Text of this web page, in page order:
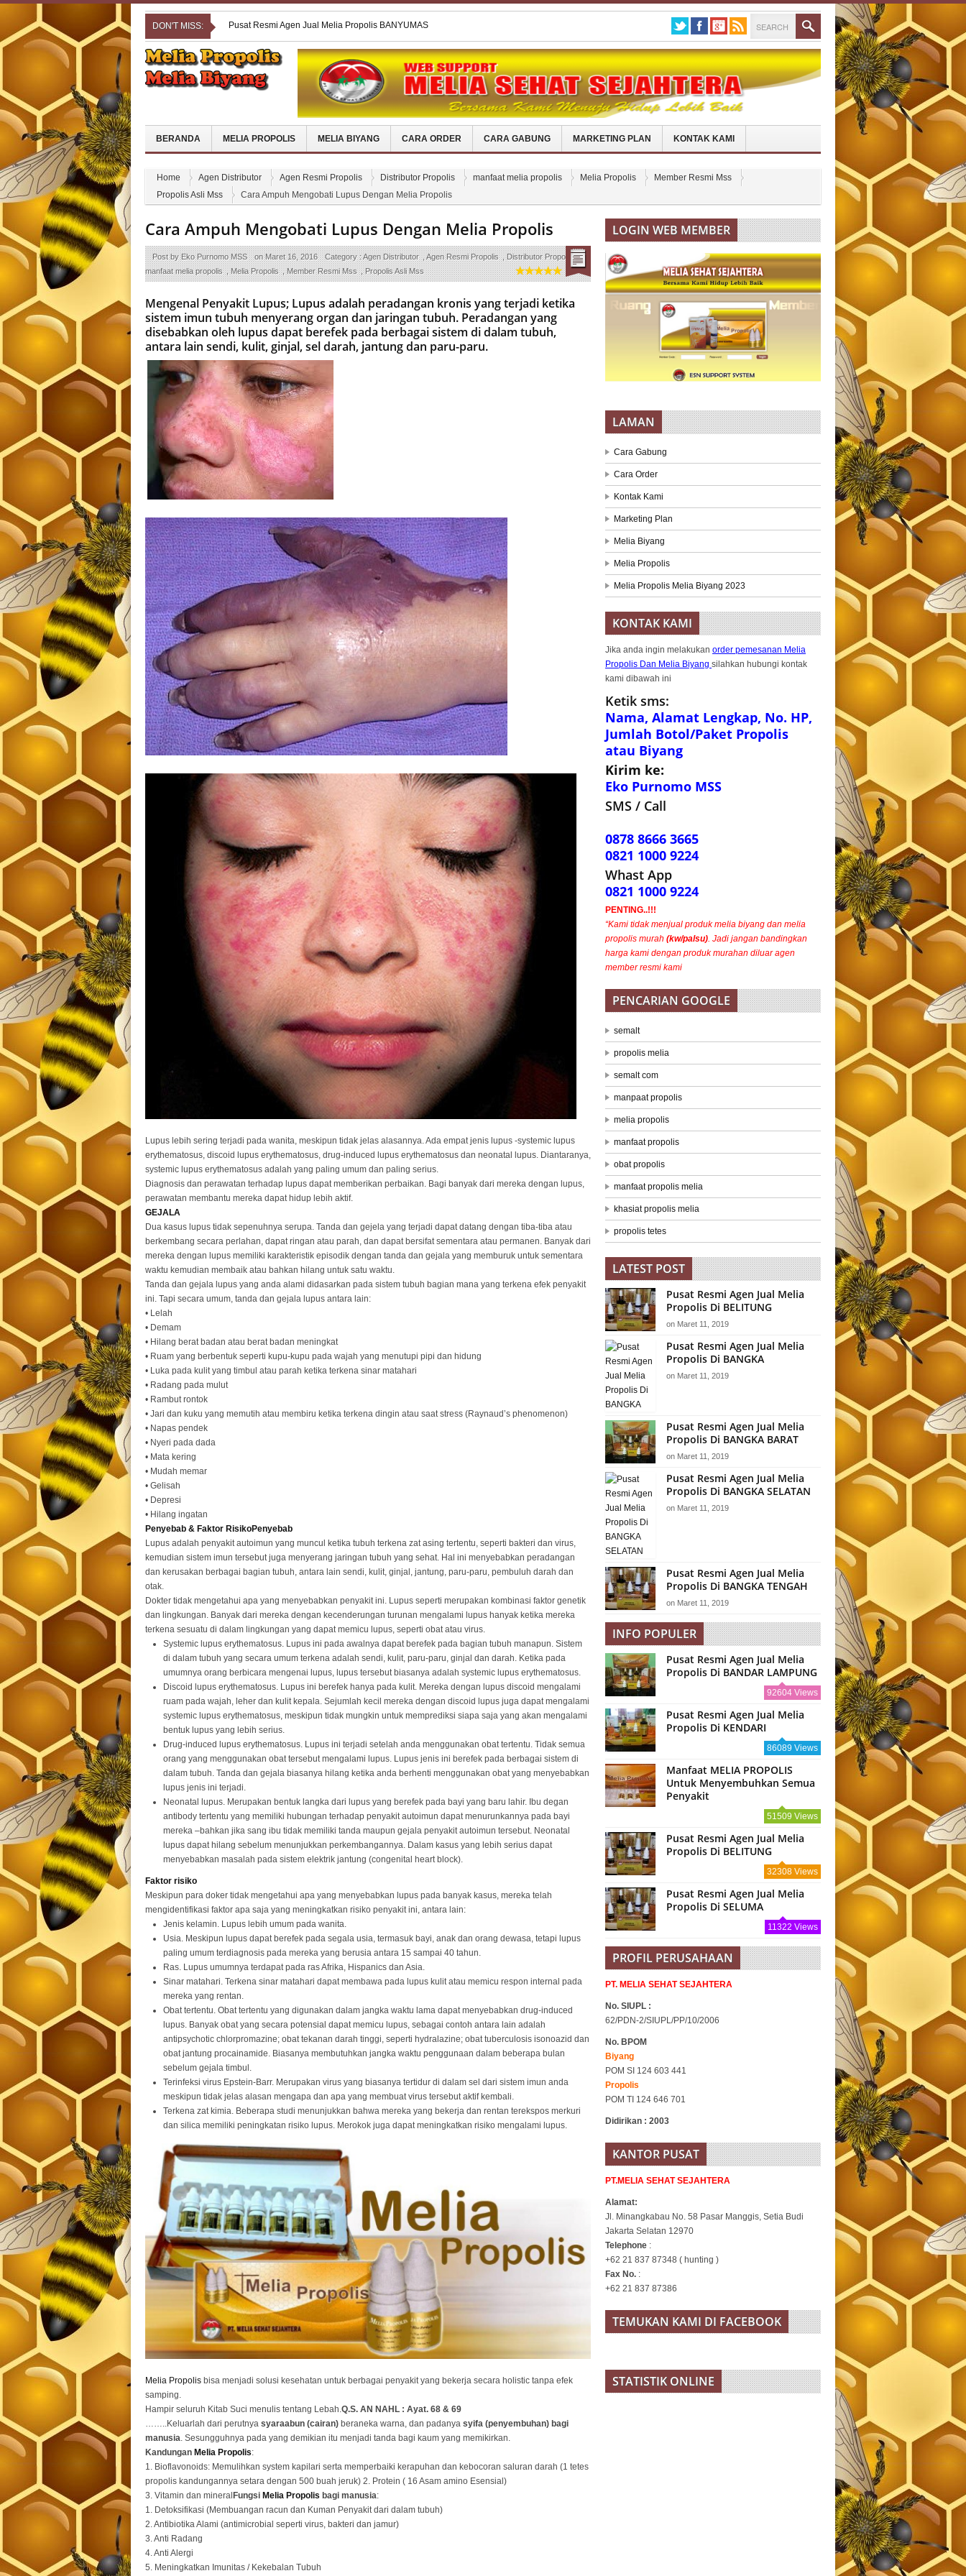
DON'T MISS:
Pusat Resmi Agen Jual Melia Propolis BANYUMAS
Pusat Resmi Agen Jual Melia Propolis Di TELUK WONDAMA
Pengobatan Ampuh Atasi Penyakit Migrain Dengan Melia
Propolis
Pusat Resmi Agen Jual Melia Propolis Di POSO
Pusat Resmi Agen Jual Melia Propolis Asli Di PANDEGLANG
BERANDA MELIA PROPOLIS MELIA BIYANG CARA ORDER CARA GABUNG MARKETING PLAN KONTAK KAMI
Home Agen Distributor Agen Resmi Propolis Distributor Propolis manfaat melia propolis Melia Propolis
Member Resmi Mss
Propolis Asli Mss
Cara Ampuh Mengobati Lupus Dengan Melia Propolis
Cara Ampuh Mengobati Lupus Dengan Melia Propolis
Post byEko Purnomo MSS onMaret 16, 2016 Category :Agen Distributor ,Agen Resmi Propolis ,Distributor Propolis
,
manfaat melia propolis ,Melia Propolis ,Member Resmi Mss ,Propolis Asli Mss
Mengenal Penyakit Lupus; Lupus adalah peradangan kronis yang terjadi ketika
sistem imun tubuh menyerang organ dan jaringan tubuh. Peradangan yang
disebabkan oleh lupus dapat berefek pada berbagai sistem di dalam tubuh,
antara lain sendi, kulit, ginjal, sel darah, jantung dan paru-paru.
Lupus lebih sering terjadi pada wanita, meskipun tidak jelas alasannya. Ada empat jenis lupus -systemic lupus
erythematosus, discoid lupus erythematosus, drug-induced lupus erythematosus dan neonatal lupus. Diantaranya,
systemic lupus erythematosus adalah yang paling umum dan paling serius.
Diagnosis dan perawatan terhadap lupus dapat memberikan perbaikan. Bagi banyak dari mereka dengan lupus,
perawatan membantu mereka dapat hidup lebih aktif.
GEJALA
Dua kasus lupus tidak sepenuhnya serupa. Tanda dan gejela yang terjadi dapat datang dengan tiba-tiba atau
berkembang secara perlahan, dapat ringan atau parah, dan dapat bersifat sementara atau permanen. Banyak dari
mereka dengan lupus memiliki karakteristik episodik dengan tanda dan gejala yang memburuk untuk sementara
waktu kemudian membaik atau bahkan hilang untuk satu waktu.
Tanda dan gejala lupus yang anda alami didasarkan pada sistem tubuh bagian mana yang terkena efek penyakit
ini. Tapi secara umum, tanda dan gejala lupus antara lain:
• Lelah
• Demam
• Hilang berat badan atau berat badan meningkat
• Ruam yang berbentuk seperti kupu-kupu pada wajah yang menutupi pipi dan hidung
• Luka pada kulit yang timbul atau parah ketika terkena sinar matahari
• Radang pada mulut
• Rambut rontok
• Jari dan kuku yang memutih atau membiru ketika terkena dingin atau saat stress (Raynaud’s phenomenon)
• Napas pendek
• Nyeri pada dada
• Mata kering
• Mudah memar
• Gelisah
• Depresi
• Hilang ingatan
Penyebab & Faktor RisikoPenyebab
Lupus adalah penyakit autoimun yang muncul ketika tubuh terkena zat asing tertentu, seperti bakteri dan virus,
kemudian sistem imun tersebut juga menyerang jaringan tubuh yang sehat. Hal ini menyebabkan peradangan
dan kerusakan berbagai bagian tubuh, antara lain sendi, kulit, ginjal, jantung, paru-paru, pembuluh darah dan
otak.
Dokter tidak mengetahui apa yang menyebabkan penyakit ini. Lupus seperti merupakan kombinasi faktor genetik
dan lingkungan. Banyak dari mereka dengan kecenderungan turunan mengalami lupus hanyak ketika mereka
terkena sesuatu di dalam lingkungan yang dapat memicu lupus, seperti obat atau virus.
Systemic lupus erythematosus. Lupus ini pada awalnya dapat berefek pada bagian tubuh manapun. Sistem
di dalam tubuh yang secara umum terkena adalah sendi, kulit, paru-paru, ginjal dan darah. Ketika pada
umumnya orang berbicara mengenai lupus, lupus tersebut biasanya adalah systemic lupus erythematosus.
Discoid lupus erythematosus. Lupus ini berefek hanya pada kulit. Mereka dengan lupus discoid mengalami
ruam pada wajah, leher dan kulit kepala. Sejumlah kecil mereka dengan discoid lupus juga dapat mengalami
systemic lupus erythematosus, meskipun tidak mungkin untuk memprediksi siapa saja yang akan mengalami
bentuk lupus yang lebih serius.
Drug-induced lupus erythematosus. Lupus ini terjadi setelah anda menggunakan obat tertentu. Tidak semua
orang yang menggunakan obat tersebut mengalami lupus. Lupus jenis ini berefek pada berbagai sistem di
dalam tubuh. Tanda dan gejala biasanya hilang ketika anda berhenti menggunakan obat yang menyebabkan
lupus jenis ini terjadi.
Neonatal lupus. Merupakan bentuk langka dari lupus yang berefek pada bayi yang baru lahir. Ibu degan
antibody tertentu yang memiliki hubungan terhadap penyakit autoimun dapat menurunkannya pada bayi
mereka –bahkan jika sang ibu tidak memiliki tanda maupun gejala penyakit autoimun tersebut. Neonatal
lupus dapat hilang sebelum menunjukkan perkembangannya. Dalam kasus yang lebih serius dapat
menyebabkan masalah pada sistem elektrik jantung (congenital heart block).
Faktor risiko
Meskipun para doker tidak mengetahui apa yang menyebabkan lupus pada banyak kasus, mereka telah
mengidentifikasi faktor apa saja yang meningkatkan risiko penyakit ini, antara lain:
Jenis kelamin. Lupus lebih umum pada wanita.
Usia. Meskipun lupus dapat berefek pada segala usia, termasuk bayi, anak dan orang dewasa, tetapi lupus
paling umum terdiagnosis pada mereka yang berusia antara 15 sampai 40 tahun.
Ras. Lupus umumnya terdapat pada ras Afrika, Hispanics dan Asia.
Sinar matahari. Terkena sinar matahari dapat membawa pada lupus kulit atau memicu respon internal pada
mereka yang rentan.
Obat tertentu. Obat tertentu yang digunakan dalam jangka waktu lama dapat menyebabkan drug-induced
lupus. Banyak obat yang secara potensial dapat memicu lupus, sebagai contoh antara lain adalah
antipsychotic chlorpromazine; obat tekanan darah tinggi, seperti hydralazine; obat tuberculosis isonoazid dan
obat jantung procainamide. Biasanya membutuhkan jangka waktu penggunaan dalam beberapa bulan
sebelum gejala timbul.
Terinfeksi virus Epstein-Barr. Merupakan virus yang biasanya tertidur di dalam sel dari sistem imun anda
meskipun tidak jelas alasan mengapa dan apa yang membuat virus tersebut aktif kembali.
Terkena zat kimia. Beberapa studi menunjukkan bahwa mereka yang bekerja dan rentan terekspos merkuri
dan silica memiliki peningkatan risiko lupus. Merokok juga dapat meningkatkan risiko mengalami lupus.
Melia Propolis bisa menjadi solusi kesehatan untuk berbagai penyakit yang bekerja secara holistic tanpa efek
samping.
Hampir seluruh Kitab Suci menulis tentang Lebah. Q.S. AN NAHL : Ayat. 68 & 69
……..Keluarlah dari perutnya syaraabun (cairan) beraneka warna, dan padanya syifa (penyembuhan) bagi
manusia . Sesungguhnya pada yang demikian itu menjadi tanda bagi kaum yang memikirkan.
Kandungan Melia Propolis:
1. Bioflavonoids: Memulihkan system kapilari serta memperbaiki kerapuhan dan kebocoran saluran darah (1 tetes
propolis kandungannya setara dengan 500 buah jeruk) 2. Protein ( 16 Asam amino Esensial)
3. Vitamin dan mineralFungsi Melia Propolis bagi manusia:
1. Detoksifikasi (Membuangan racun dan Kuman Penyakit dari dalam tubuh)
2. Antibiotika Alami (antimicrobial seperti virus, bakteri dan jamur)
3. Anti Radang
4. Anti Alergi
5. Meningkatkan Imunitas / Kekebalan Tubuh
LOGIN WEB MEMBER
LAMAN
Cara Gabung
Cara Order
Kontak Kami
Marketing Plan
Melia Biyang
Melia Propolis
Melia Propolis Melia Biyang 2023
KONTAK KAMI
Jika anda ingin melakukan order pemesanan Melia
Propolis Dan Melia Biyang silahkan hubungi kontak
kami dibawah ini
Ketik sms:
Nama, Alamat Lengkap, No. HP,
Jumlah Botol/Paket Propolis
atau Biyang
Kirim ke:
Eko Purnomo MSS
SMS / Call
0878 8666 3665
0821 1000 9224
Whast App
0821 1000 9224
PENTING..!!!
“Kami tidak menjual produk melia biyang dan melia
propolis murah (kw/palsu). Jadi jangan bandingkan
harga kami dengan produk murahan diluar agen
member resmi kami
PENCARIAN GOOGLE
semalt
propolis melia
semalt com
manpaat propolis
melia propolis
manfaat propolis
obat propolis
manfaat propolis melia
khasiat propolis melia
propolis tetes
LATEST POST
Pusat Resmi Agen Jual Melia
Propolis Di BELITUNG
on Maret 11, 2019
Pusat Resmi Agen Jual Melia
Propolis Di BANGKA
on Maret 11, 2019
Pusat Resmi Agen Jual Melia
Propolis Di BANGKA BARAT
on Maret 11, 2019
Pusat Resmi Agen Jual Melia
Propolis Di BANGKA SELATAN
on Maret 11, 2019
Pusat Resmi Agen Jual Melia
Propolis Di BANGKA TENGAH
on Maret 11, 2019
INFO POPULER
Pusat Resmi Agen Jual Melia
Propolis Di BANDAR LAMPUNG
92604 Views
Pusat Resmi Agen Jual Melia
Propolis Di KENDARI
86089 Views
Manfaat MELIA PROPOLIS
Untuk Menyembuhkan Semua
Penyakit
51509 Views
Pusat Resmi Agen Jual Melia
Propolis Di BELITUNG
32308 Views
Pusat Resmi Agen Jual Melia
Propolis Di SELUMA
11322 Views
PROFIL PERUSAHAAN
PT. MELIA SEHAT SEJAHTERA
No. SIUPL :
62/PDN-2/SIUPL/PP/10/2006
No. BPOM
Biyang
POM SI 124 603 441
Propolis
POM TI 124 646 701
Didirikan : 2003
KANTOR PUSAT
PT.MELIA SEHAT SEJAHTERA
Alamat:
Jl. Minangkabau No. 58 Pasar Manggis, Setia Budi
Jakarta Selatan 12970
Telephone :
+62 21 837 87348 ( hunting )
Fax No. :
+62 21 837 87386
TEMUKAN KAMI DI FACEBOOK
STATISTIK ONLINE